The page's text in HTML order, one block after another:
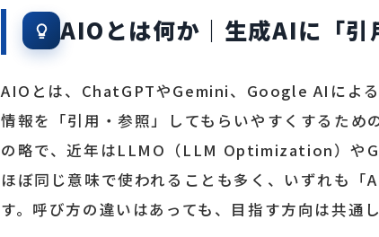
AIOとは何か｜生成AIに「引
AIOとは、ChatGPTやGemini、Google AIによ
情報を「引用・参照」してもらいやすくするた
の略で、近年はLLMO（LLM Optimization）
ほぼ同じ意味で使われることも多く、いずれも
す。呼び方の違いはあっても、目指す方向は共通し